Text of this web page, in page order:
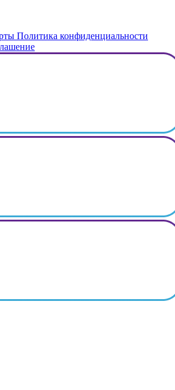
Политика конфиденциальности